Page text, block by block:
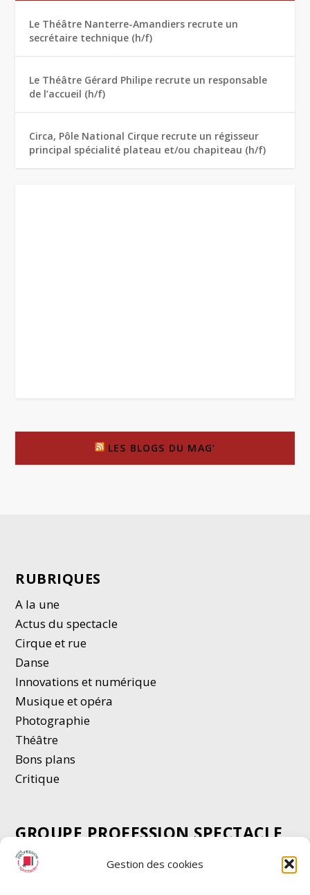
Gestion des cookies
Le Théâtre Nanterre-Amandiers recrute un
secrétaire technique (h/f)
Le Théâtre Gérard Philipe recrute un responsable
de l’accueil (h/f)
Circa, Pôle National Cirque recrute un régisseur
principal spécialité plateau et/ou chapiteau (h/f)
LES BLOGS DU MAG’
RUBRIQUES
A la une
Actus du spectacle
Cirque et rue
Danse
Innovations et numérique
Musique et opéra
Photographie
Théâtre
Bons plans
Critique
GROUPE PROFESSION SPECTACLE
Chèque Intermittents